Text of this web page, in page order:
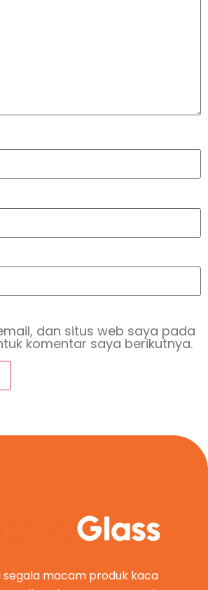
dan situs web saya pada
komentar saya berikutnya.
segala macam produk kaca